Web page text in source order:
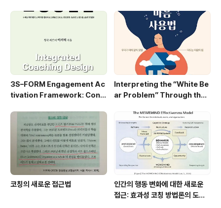
3S–FORM Engagement Ac
tivation Framework: Conv
ent into Executional Effect
iveness
Interpreting the “White Be
ar Problem” Through the
코칭의 새로운 접근법
인간의 행동 변화에 대한 새로운
접근: 효과성 코칭 방법론의 도전